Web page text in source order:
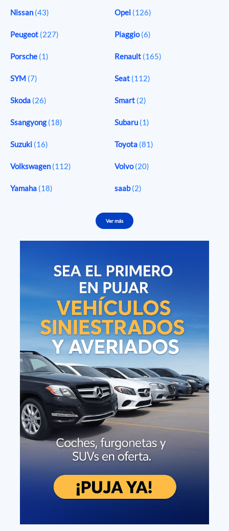
Nissan (43) Opel (126)
Peugeot (227) Piaggio(6)
Porsche (1) Renault (165)
SYM (7) Seat (112)
Skoda (26) Smart (2)
Ssangyong (18) Subaru (1)
Suzuki (16) Toyota (81)
Volkswagen (112) Volvo(20)
Yamaha (18) saab(2)
Ver más